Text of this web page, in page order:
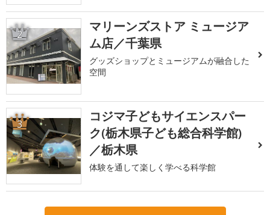
2
マリーンズストア ミュージア
ム店／千葉県
グッズショップとミュージアムが融合した
空間
3
コジマ子どもサイエンスパー
ク(栃木県子ども総合科学館)
／栃木県
体験を通して楽しく学べる科学館